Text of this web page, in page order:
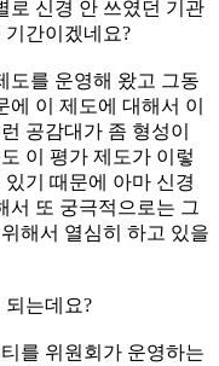
로 신경 안 쓰였던 기관
간이겠네요?
도를 운영해 왔고 그동
이 제도에 대해서 이
공감대가 좀 형성이
이 평가 제도가 이렇
기 때문에 아마 신경
서 또 궁극적으로는 그
해서 열심히 하고 있을
는데요?
를 위원회가 운영하는